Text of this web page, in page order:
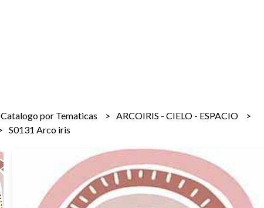
Catalogo por Tematicas
ARCOIRIS - CIELO - ESPACIO
S0131 Arco iris